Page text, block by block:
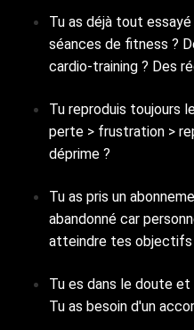
Tu as déjà tout
séances de fitness ?
cardio-training ? Des
Tu reproduis toujours
perte > frustration >
déprime ?
Tu as pris un
abandonné car
atteindre tes objectifs
Tu es dans le doute et
Tu as besoin d'un